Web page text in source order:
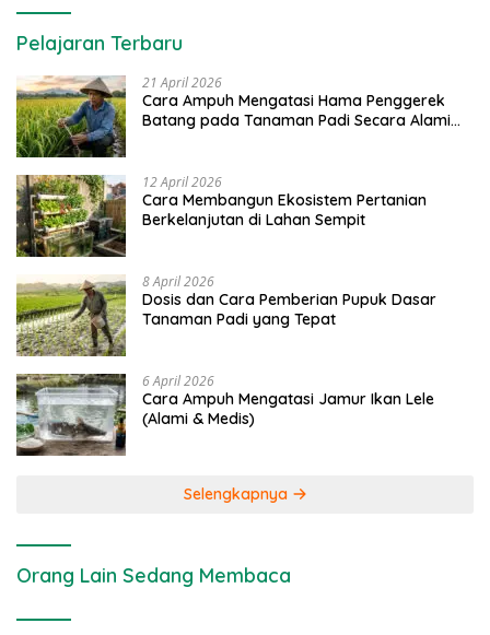
Pelajaran Terbaru
21 April 2026
Cara Ampuh Mengatasi Hama Penggerek
Batang pada Tanaman Padi Secara Alami
12 April 2026
Cara Membangun Ekosistem Pertanian
Berkelanjutan di Lahan Sempit
8 April 2026
Dosis dan Cara Pemberian Pupuk Dasar
Tanaman Padi yang Tepat
6 April 2026
Cara Ampuh Mengatasi Jamur Ikan Lele
(Alami & Medis)
Selengkapnya
Orang Lain Sedang Membaca